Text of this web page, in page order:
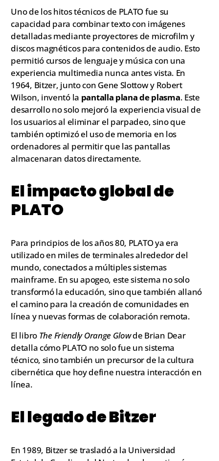
Uno de los hitos técnicos de PLATO fue su
capacidad para combinar texto con imágenes
detalladas mediante proyectores de microfilm y
discos magnéticos para contenidos de audio. Esto
permitió cursos de lenguaje y música con una
experiencia multimedia nunca antes vista. En
1964, Bitzer, junto con Gene Slottow y Robert
Wilson, inventó la pantalla plana de plasma. Este
desarrollo no solo mejoró la experiencia visual de
los usuarios al eliminar el parpadeo, sino que
también optimizó el uso de memoria en los
ordenadores al permitir que las pantallas
almacenaran datos directamente.
El impacto global de
PLATO
Para principios de los años 80, PLATO ya era
utilizado en miles de terminales alrededor del
mundo, conectados a múltiples sistemas
mainframe. En su apogeo, este sistema no solo
transformó la educación, sino que también allanó
el camino para la creación de comunidades en
línea y nuevas formas de colaboración remota.
El libro The Friendly Orange Glowde Brian Dear
detalla cómo PLATO no solo fue un sistema
técnico, sino también un precursor de la cultura
cibernética que hoy define nuestra interacción en
línea.
El legado de Bitzer
En 1989, Bitzer se trasladó a la Universidad